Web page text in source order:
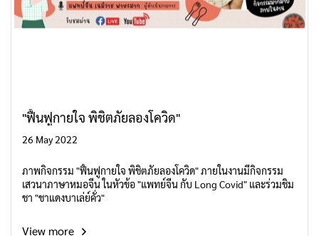
"ฟื้นฟูกายใจ พิชิตภัยลองโควิด"
26 May 2022
ภาพกิจกรรม "ฟื้นฟูกายใจ พิชิตภัยลองโควิด" ภายในงานมีกิจกรรม
เสวนาภาษาหมอจีน ในหัวข้อ "แพทย์จีน กับ Long Covid" และร่วมชิม
ชา "ชาแดงบาเล่ย์คั่ว"
View more